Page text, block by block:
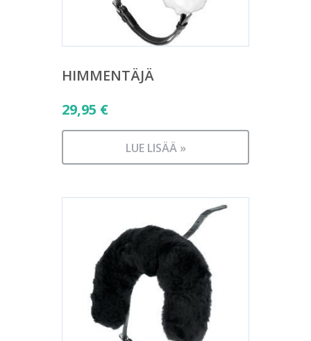
HIMMENTÄJÄ
29,95 €
LUE LISÄÄ »